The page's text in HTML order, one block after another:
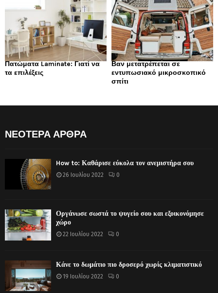
Πατώματα Laminate: Γιατί να
τα επιλέξεις
Βαν μετατρέπεται σε
εντυπωσιακό μικροσκοπικό
σπίτι
ΝΕΟΤΕΡΑ ΑΡΘΡΑ
How to: Καθάρισε εύκολα τον ανεμιστήρα σου
26 Ιουλίου 2022 0
Οργάνωσε σωστά το ψυγείο σου και εξοικονόμησε
χώρο
22 Ιουλίου 2022 0
Κάνε το δωμάτιο πιο δροσερό χωρίς κλιματιστικό
19 Ιουλίου 2022 0